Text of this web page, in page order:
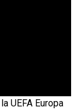
UEFA Europa